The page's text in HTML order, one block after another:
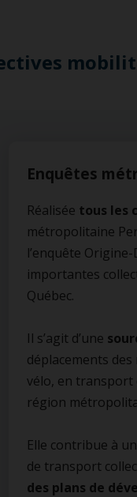
Enquêtes
Réalisée tous les
métropolitaine
l’enquête
importantes
Québec.
Il s’agit d’une
déplacements
vélo, en transport
région
Elle contribue à
de transport
des plans de